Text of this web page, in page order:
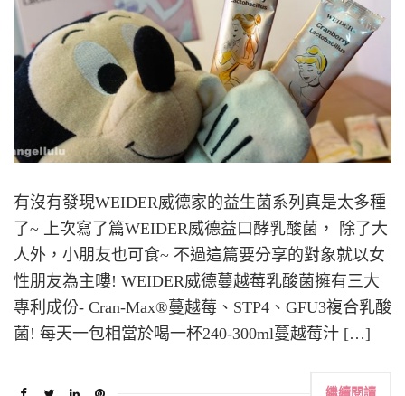
有沒有發現WEIDER威德家的益生菌系列真是太多種
了~ 上次寫了篇WEIDER威德益口酵乳酸菌， 除了大
人外，小朋友也可食~ 不過這篇要分享的對象就以女
性朋友為主嘍! WEIDER威德蔓越莓乳酸菌擁有三大
專利成份- Cran-Max®蔓越莓、STP4、GFU3複合乳酸
菌! 每天一包相當於喝一杯240-300ml蔓越莓汁 […]
繼續閱讀